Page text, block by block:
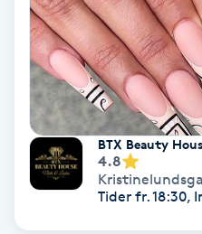
Skönhet
Slingor
Sockring
Spa
BTX Beauty
4.8
Tider fr. 18:30,